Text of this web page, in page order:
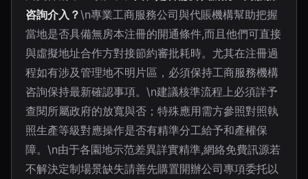
咨詢介入？\n專業工商服務公司與代賬機構幫助把握
當地是否具備無房本注冊的開通條件,而且他們可直接
與虛擬地址合作方對接節約審批耗時。尤其在注冊過
程如有涉及管理地不明片區，必須保持工商服務機構
咨詢保持最新確認事項。\n建議核準流程上必須詳予
查閱所屬政府的放寬與否；特殊應用需方參照對照執
照生產等級對應操作是否有精準分工給予和產權保
障。\n由于各園地示范差異詳實精準,網絡免費訊源若
不解決定制場景缺失請善先購置開辦公司專項委托以